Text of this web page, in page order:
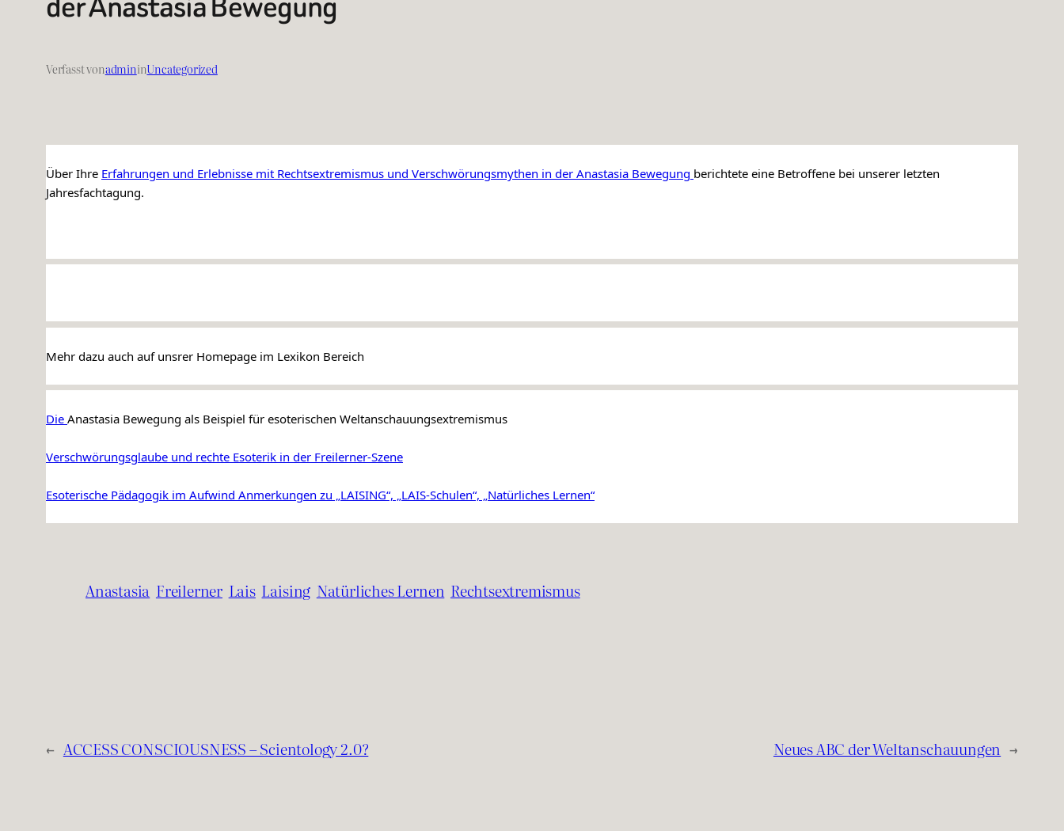
Verfasst vonadmininUncategorized
Über Ihre Erfahrungen und Erlebnisse mit Rechtsextremismus und Verschwörungsmythen in der Anastasia Bewegung berichtete eine Betroffene bei unserer letzten
Jahresfachtagung.
Mehr dazu auch auf unsrer Homepage im Lexikon Bereich
Die Anastasia Bewegung als Beispiel für esoterischen Weltanschauungsextremismus
Verschwörungsglaube und rechte Esoterik in der Freilerner-Szene
Esoterische Pädagogik im Aufwind Anmerkungen zu „LAISING“, „LAIS-Schulen“, „Natürliches Lernen“
Anastasia Freilerner Lais Laising Natürliches Lernen Rechtsextremismus
← ACCESS CONSCIOUSNESS – Scientology 2.0? Neues ABC der Weltanschauungen →